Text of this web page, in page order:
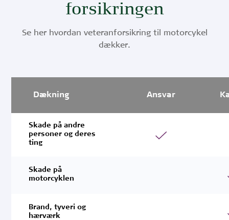
forsikringen
Se her hvordan veteranforsikring til motorcykel
dækker.
Dækning Ansvar
Skade på andre
personer og deres
ting
Skade på
motorcyklen
Brand, tyveri og
hærværk